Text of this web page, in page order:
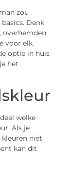
zou
Denk
overhemden,
voor elk
optie in huis
het
welke
Als je
niet
kan dit